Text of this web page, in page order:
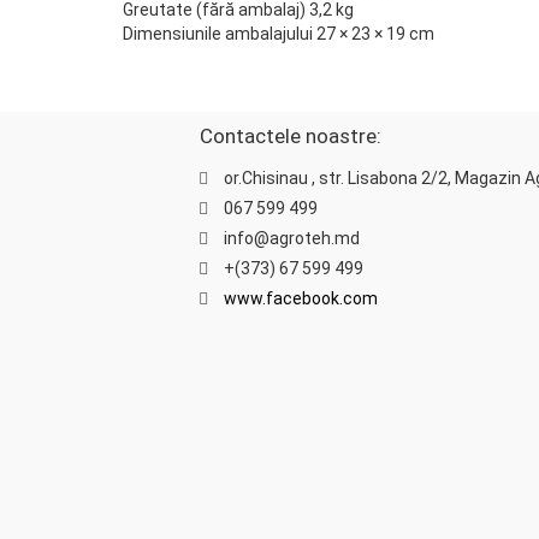
Greutate (fără ambalaj) 3,2 kg
Dimensiunile ambalajului 27 × 23 × 19 cm
Contactele noastre:
or.Chisinau , str. Lisabona 2/2, Magazin
067 599 499
info@agroteh.md
+(373) 67 599 499
www.facebook.com